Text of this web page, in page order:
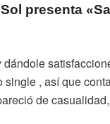
presenta
, así que
de